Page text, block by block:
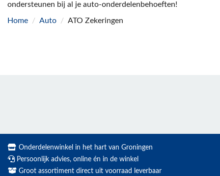
ondersteunen bij al je auto-onderdelenbehoeften!
Home / Auto / ATO Zekeringen
Onderdelenwinkel in het hart van Groningen
Persoonlijk advies, online én in de winkel
Groot assortiment direct uit voorraad leverbaar